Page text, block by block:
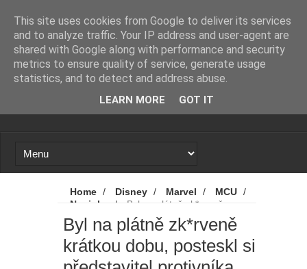
Loading...
Home / Disney / Marvel / MCU /
Novinky
/
Byl na plátně zk*rveně
krátkou dobu, posteskl si představitel
protivníka Kapitána Ameriky
Byl na plátně zk*rveně
krátkou dobu, posteskl si
This site uses cookies from Google to deliver its services
and to analyze traffic. Your IP address and user-agent are
shared with Google along with performance and security
metrics to ensure quality of service, generate usage
statistics, and to detect and address abuse.
LEARN MORE GOT IT